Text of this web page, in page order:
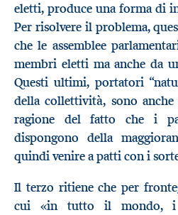
eletti, produce una forma di
Per risolvere il problema,
che le assemblee
membri eletti ma anche da
Questi ultimi, portatori
della collettività, sono
ragione del fatto che i
dispongono della
quindi venire a patti con i
Il terzo ritiene che per
cui «in tutto il mondo, i